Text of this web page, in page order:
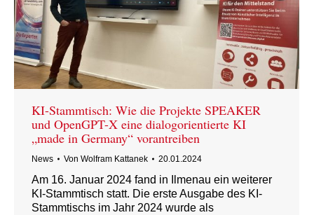
KI-Stammtisch: Wie die Projekte SPEAKER
und OpenGPT-X eine dialogorientierte KI
„made in Germany“ vorantreiben
News Von Wolfram Kattanek 20.01.2024
Am 16. Januar 2024 fand in Ilmenau ein weiterer
KI-Stammtisch statt. Die erste Ausgabe des KI-
Stammtischs im Jahr 2024 wurde als